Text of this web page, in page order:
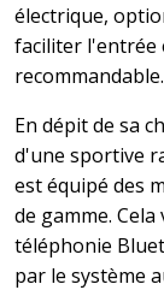
électrique,
faciliter l'entrée
recommandable.
En dépit de sa
d'une sportive
est équipé des
de gamme.
téléphonie
par le système